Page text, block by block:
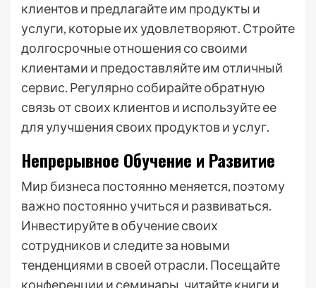
клиентов и предлагайте им продукты и
услуги, которые их удовлетворяют. Стройте
долгосрочные отношения со своими
клиентами и предоставляйте им отличный
сервис. Регулярно собирайте обратную
связь от своих клиентов и используйте ее
для улучшения своих продуктов и услуг.
Непрерывное Обучение и Развитие
Мир бизнеса постоянно меняется, поэтому
важно постоянно учиться и развиваться.
Инвестируйте в обучение своих
сотрудников и следите за новыми
тенденциями в своей отрасли. Посещайте
конференции и семинары, читайте книги и